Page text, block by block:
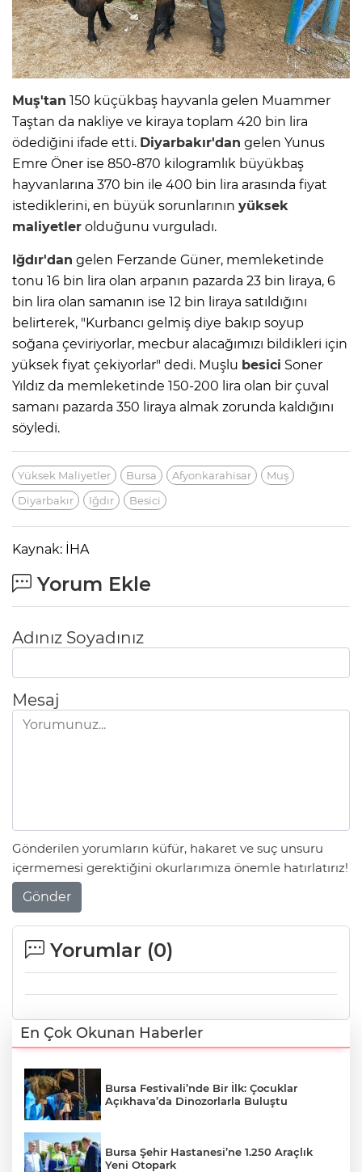
Muş'tan 150 küçükbaş hayvanla gelen Muammer
Taştan da nakliye ve kiraya toplam 420 bin lira
ödediğini ifade etti. Diyarbakır'dan gelen Yunus
Emre Öner ise 850-870 kilogramlık büyükbaş
hayvanlarına 370 bin ile 400 bin lira arasında fiyat
istediklerini, en büyük sorunlarının yüksek
maliyetler olduğunu vurguladı.
Iğdır'dan gelen Ferzande Güner, memleketinde
tonu 16 bin lira olan arpanın pazarda 23 bin liraya, 6
bin lira olan samanın ise 12 bin liraya satıldığını
belirterek, "Kurbancı gelmiş diye bakıp soyup
soğana çeviriyorlar, mecbur alacağımızı bildikleri için
yüksek fiyat çekiyorlar" dedi. Muşlu besici Soner
Yıldız da memleketinde 150-200 lira olan bir çuval
samanı pazarda 350 liraya almak zorunda kaldığını
söyledi.
Yüksek Maliyetler Bursa Afyonkarahisar
Muş
Diyarbakır
Iğdır Besici
Kaynak: İHA
Yorum Ekle
Adınız Soyadınız
Mesaj
Gönderilen yorumların küfür, hakaret ve suç unsuru
içermemesi gerektiğini okurlarımıza önemle hatırlatırız!
Gönder
Yorumlar (0)
En Çok Okunan Haberler
Bursa Festivali’nde Bir İlk: Çocuklar
Açıkhava’da Dinozorlarla Buluştu
Bursa Şehir Hastanesi’ne 1.250 Araçlık
Yeni Otopark